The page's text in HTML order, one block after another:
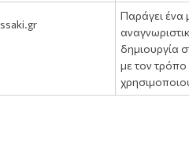
Παράγει ένα
δημιουργία
με τον τρόπο